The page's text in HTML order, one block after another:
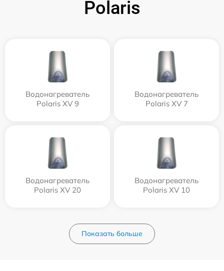
Polaris
Водонагреватель
Polaris XV 9
Водонагреватель
Polaris XV 7
Водонагреватель
Polaris XV 20
Водонагреватель
Polaris XV 10
Показать больше